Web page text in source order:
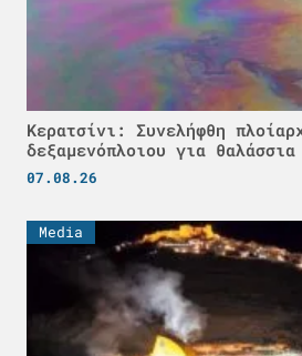
Κερατσίνι: Συνελήφθη
δεξαμενόπλοιου για θαλάσσια
07.08.26
Media